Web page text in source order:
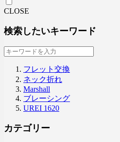
CLOSE
検索したいキーワード
フレット交換
ネック折れ
Marshall
ブレーシング
UREI 1620
カテゴリー